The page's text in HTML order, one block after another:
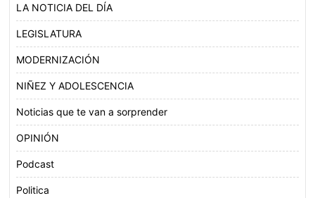
LA NOTICIA DEL DÍA
LEGISLATURA
MODERNIZACIÓN
NIÑEZ Y ADOLESCENCIA
Noticias que te van a sorprender
OPINIÓN
Podcast
Politica